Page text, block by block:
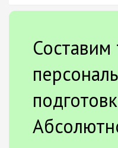
Составим